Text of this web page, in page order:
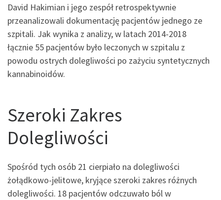
David Hakimian i jego zespół retrospektywnie
przeanalizowali dokumentację pacjentów jednego ze
szpitali. Jak wynika z analizy, w latach 2014-2018
łącznie 55 pacjentów było leczonych w szpitalu z
powodu ostrych dolegliwości po zażyciu syntetycznych
kannabinoidów.
Szeroki Zakres
Dolegliwości
Spośród tych osób 21 cierpiało na dolegliwości
żołądkowo-jelitowe, kryjące szeroki zakres różnych
dolegliwości. 18 pacjentów odczuwało ból w